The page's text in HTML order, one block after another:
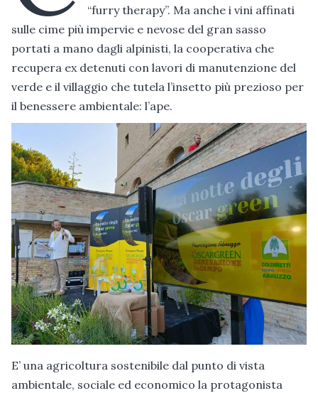
“furry therapy”. Ma anche i vini affinati
sulle cime più impervie e nevose del gran sasso
portati a mano dagli alpinisti, la cooperativa che
recupera ex detenuti con lavori di manutenzione del
verde e il villaggio che tutela l’insetto più prezioso per
il benessere ambientale: l’ape.
E’ una agricoltura sostenibile dal punto di vista
ambientale, sociale ed economico la protagonista